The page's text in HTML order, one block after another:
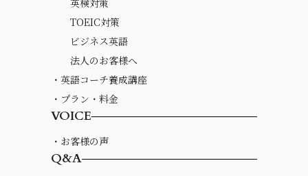
英検対策
TOEIC対策
ビジネス英語
法人のお客様へ
・英語コーチ養成講座
・プラン・料金
VOICE
・お客様の声
Q&A